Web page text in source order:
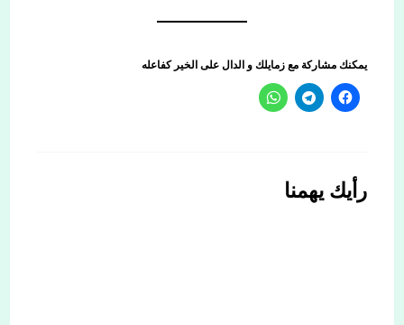
يمكنك مشاركة مع زمايلك و الدال على الخير كفاعله
رأيك يهمنا